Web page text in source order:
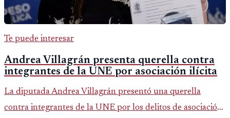
Te puede interesar
Andrea Villagrán presenta querella contra
integrantes de la UNE por asociación ilícita
La diputada Andrea Villagrán presentó una querella
contra integrantes de la UNE por los delitos de asociación